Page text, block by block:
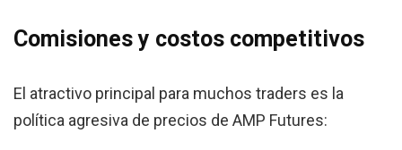
Comisiones y costos competitivos
El atractivo principal para muchos traders es la
política agresiva de precios de AMP Futures: